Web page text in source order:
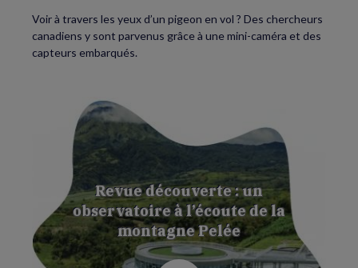
Voir à travers les yeux d’un pigeon en vol ? Des chercheurs
canadiens y sont parvenus grâce à une mini-caméra et des
capteurs embarqués.
Revue découverte : un
observatoire à l’écoute de la
montagne Pelée